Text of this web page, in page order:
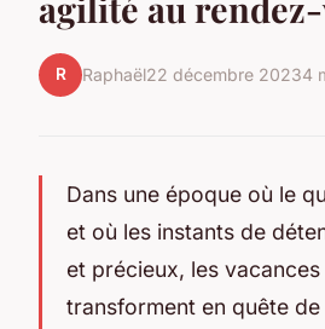
R Raphaël22 décembre 20234
Dans une époque où le
et où les instants de
et précieux, les
transforment en quête